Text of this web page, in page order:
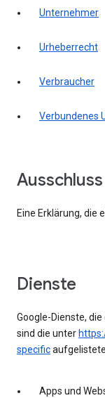
Unternehmer
Urheberrecht
Verbraucher
Verbundenes
Eine Erklärung, die
Dienste
Google-Dienste,
sind die unter
specific
Apps und